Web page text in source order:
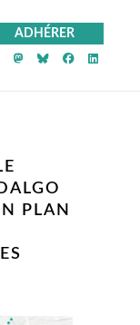
ADHÉRER
PeS sur
PeS sur
PeS sur
PeS
PLAN